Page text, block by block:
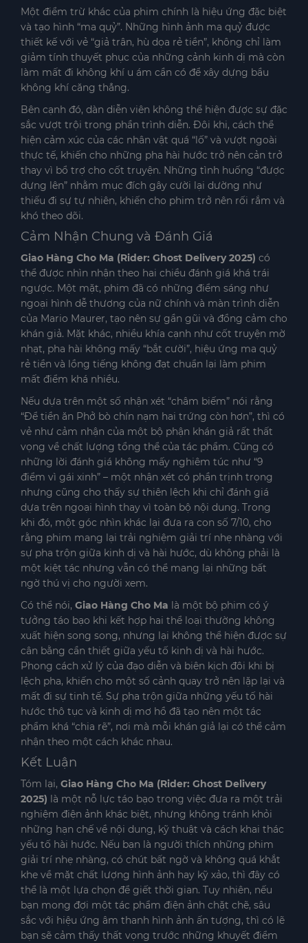
Một điểm trừ khác của phim chính là hiệu ứng đặc biệt
và tạo hình “ma quỷ”. Những hình ảnh ma quỷ được
thiết kế với vẻ “giả trân, hù dọa rẻ tiền”, không chỉ làm
giảm tính thuyết phục của những cảnh kinh dị mà còn
làm mất đi không khí u ám cần có để xây dựng bầu
không khí căng thẳng.
Bên cạnh đó, dàn diễn viên không thể hiện được sự đặc
sắc vượt trội trong phần trình diễn. Đôi khi, cách thể
hiện cảm xúc của các nhân vật quá “lố” và vượt ngoài
thực tế, khiến cho những pha hài hước trở nên cản trở
thay vì bổ trợ cho cốt truyện. Những tình huống “được
dựng lên” nhằm mục đích gây cười lại dường như
thiếu đi sự tự nhiên, khiến cho phim trở nên rối rắm và
khó theo dõi.
Cảm Nhận Chung và Đánh Giá
Giao Hàng Cho Ma (Rider: Ghost Delivery 2025) có
thể được nhìn nhận theo hai chiều đánh giá khá trái
ngược. Một mặt, phim đã có những điểm sáng như
ngoại hình dễ thương của nữ chính và màn trình diễn
của Mario Maurer, tạo nên sự gần gũi và đồng cảm cho
khán giả. Mặt khác, nhiều khía cạnh như cốt truyện mờ
nhạt, pha hài không mấy “bắt cười”, hiệu ứng ma quỷ
rẻ tiền và lồng tiếng không đạt chuẩn lại làm phim
mất điểm khá nhiều.
Nếu dựa trên một số nhận xét “châm biếm” nói rằng
“Để tiền ăn Phở bò chín nạm hai trứng còn hơn”, thì có
vẻ như cảm nhận của một bộ phận khán giả rất thất
vọng về chất lượng tổng thể của tác phẩm. Cũng có
những lời đánh giá không mấy nghiêm túc như “9
điểm vì gái xinh” – một nhận xét có phần trịnh trọng
nhưng cũng cho thấy sự thiên lệch khi chỉ đánh giá
dựa trên ngoại hình thay vì toàn bộ nội dung. Trong
khi đó, một góc nhìn khác lại đưa ra con số 7/10, cho
rằng phim mang lại trải nghiệm giải trí nhẹ nhàng với
sự pha trộn giữa kinh dị và hài hước, dù không phải là
một kiệt tác nhưng vẫn có thể mang lại những bất
ngờ thú vị cho người xem.
Có thể nói, Giao Hàng Cho Ma là một bộ phim có ý
tưởng táo bạo khi kết hợp hai thể loại thường không
xuất hiện song song, nhưng lại không thể hiện được sự
cân bằng cần thiết giữa yếu tố kinh dị và hài hước.
Phong cách xử lý của đạo diễn và biên kịch đôi khi bị
lệch pha, khiến cho một số cảnh quay trở nên lặp lại và
mất đi sự tinh tế. Sự pha trộn giữa những yếu tố hài
hước thô tục và kinh dị mơ hồ đã tạo nên một tác
phẩm khá “chia rẽ”, nơi mà mỗi khán giả lại có thể cảm
nhận theo một cách khác nhau.
Kết Luận
Tóm lại, Giao Hàng Cho Ma (Rider: Ghost Delivery
2025) là một nỗ lực táo bạo trong việc đưa ra một trải
nghiệm điện ảnh khác biệt, nhưng không tránh khỏi
những hạn chế về nội dung, kỹ thuật và cách khai thác
yếu tố hài hước. Nếu bạn là người thích những phim
giải trí nhẹ nhàng, có chút bất ngờ và không quá khắt
khe về mặt chất lượng hình ảnh hay kỹ xảo, thì đây có
thể là một lựa chọn để giết thời gian. Tuy nhiên, nếu
bạn mong đợi một tác phẩm điện ảnh chặt chẽ, sâu
sắc với hiệu ứng âm thanh hình ảnh ấn tượng, thì có lẽ
bạn sẽ cảm thấy thất vọng trước những khuyết điểm